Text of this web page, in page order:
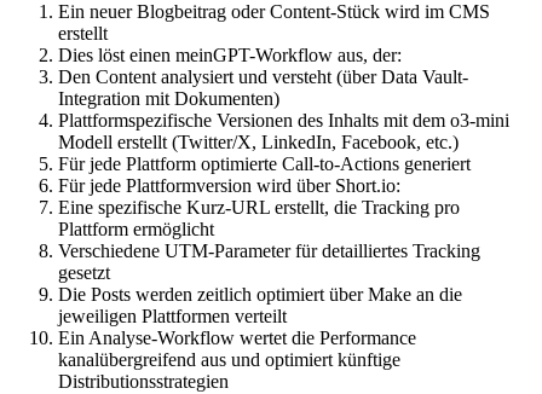
Ein neuer Blogbeitrag oder Content-Stück wird im CMS
erstellt
Dies löst einen meinGPT-Workflow aus, der:
Den Content analysiert und versteht (über Data Vault-
Integration mit Dokumenten)
Plattformspezifische Versionen des Inhalts mit dem o3-mini
Modell erstellt (Twitter/X, LinkedIn, Facebook, etc.)
Für jede Plattform optimierte Call-to-Actions generiert
Für jede Plattformversion wird über Short.io:
Eine spezifische Kurz-URL erstellt, die Tracking pro
Plattform ermöglicht
Verschiedene UTM-Parameter für detailliertes Tracking
gesetzt
Die Posts werden zeitlich optimiert über Make an die
jeweiligen Plattformen verteilt
Ein Analyse-Workflow wertet die Performance
kanalübergreifend aus und optimiert künftige
Distributionsstrategien